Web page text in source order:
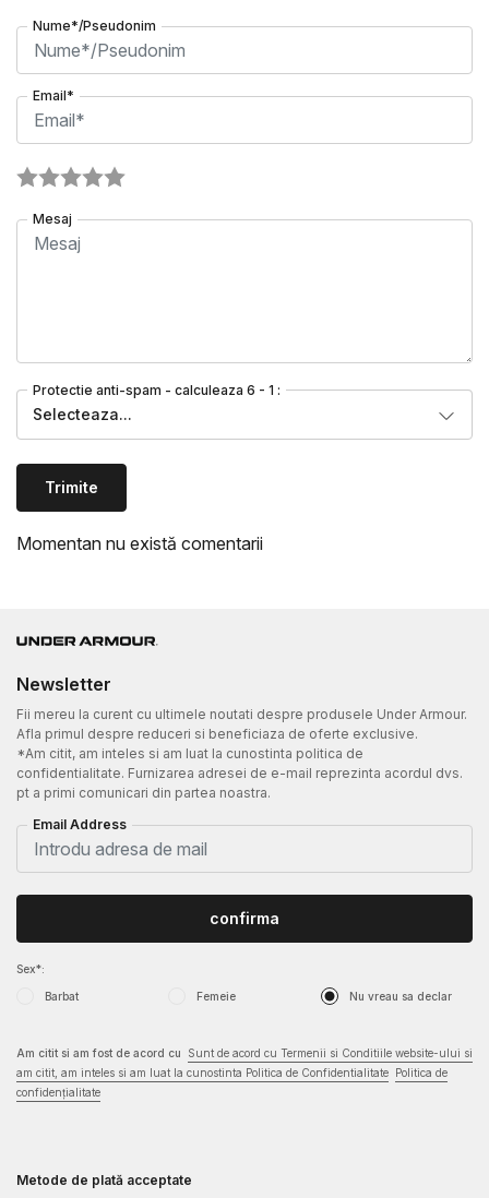
Nume*/Pseudonim
Email*
Mesaj
Protectie anti-spam - calculeaza 6 - 1 :
Selecteaza...
Trimite
Momentan nu există comentarii
Newsletter
Fii mereu la curent cu ultimele noutati despre produsele Under Armour.
Afla primul despre reduceri si beneficiaza de oferte exclusive.
*Am citit, am inteles si am luat la cunostinta politica de
confidentialitate. Furnizarea adresei de e-mail reprezinta acordul dvs.
pt a primi comunicari din partea noastra.
Email Address
Sex*:
Barbat Femeie Nu vreau sa declar
confirma
Am citit si am fost de acord cu
Sunt de acord cu Termenii si Conditiile website-ului si
am citit, am inteles si am luat la cunostinta Politica de Confidentialitate
Politica de
confidențialitate
Metode de plată acceptate